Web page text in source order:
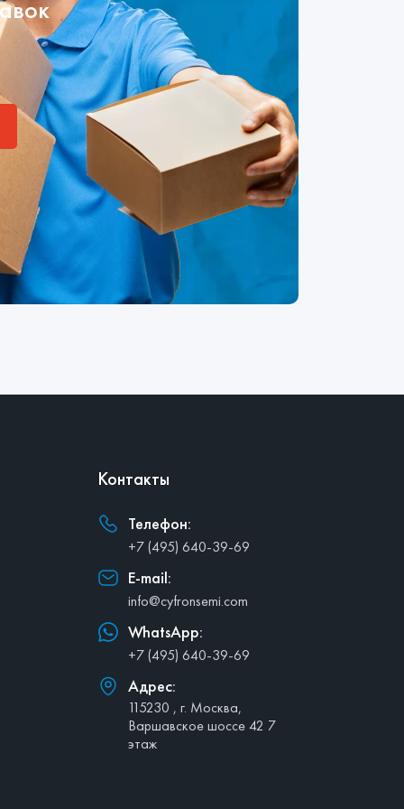
Контакты
Телефон:
+7 (495) 640-39-69
E-mail:
info@cyfronsemi.com
WhatsApp:
+7 (495) 640-39-69
Адрес:
115230 , г. Москва,
Варшавское шоссе 42 7
этаж